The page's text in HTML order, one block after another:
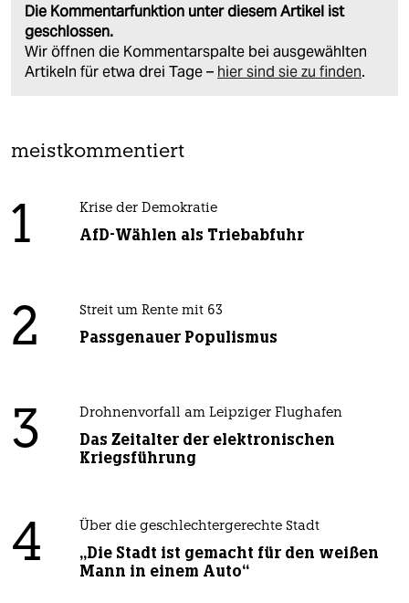
Die Kommentarfunktion unter diesem Artikel ist
geschlossen.
Wir öffnen die Kommentarspalte bei ausgewählten
Artikeln für etwa drei Tage – hier sind sie zu finden.
meistkommentiert
1 Krise der Demokratie
AfD-Wählen als Triebabfuhr
2 Streit um Rente mit 63
Passgenauer Populismus
3 Drohnenvorfall am Leipziger Flughafen
Das Zeitalter der elektronischen
Kriegsführung
4 Über die geschlechtergerechte Stadt
„Die Stadt ist gemacht für den weißen
Mann in einem Auto“